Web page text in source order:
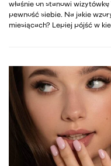
właśnie on stanowi
pewność siebie. Na jakie
miesiącach? Lepiej pójść w